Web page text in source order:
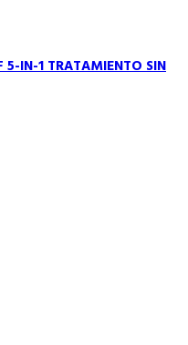
5-IN-1 TRATAMIENTO SIN